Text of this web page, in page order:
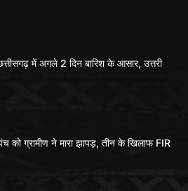
में अगले 2 दिन बारिश के आसार, उत्तरी
को ग्रामीण ने मारा झापड़, तीन के खिलाफ FIR